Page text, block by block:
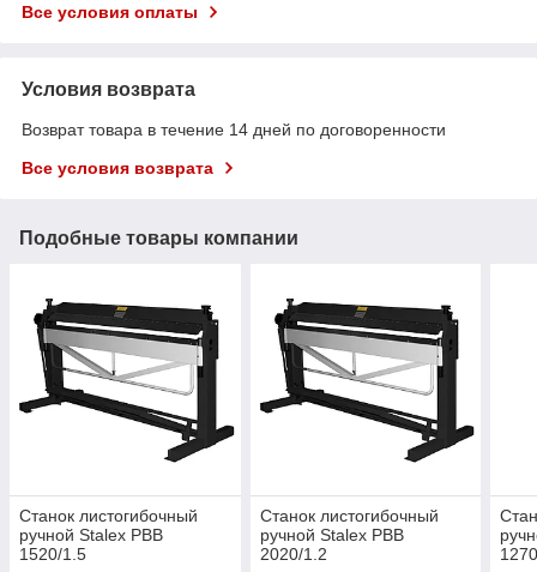
Все условия оплаты
Условия возврата
Возврат товара в течение 14 дней по договоренности
Все условия возврата
Подобные товары компании
Станок листогибочный
ручной Stalex PBB
1520/1.5
Станок листогибочный
ручной Stalex PBB
2020/1.2